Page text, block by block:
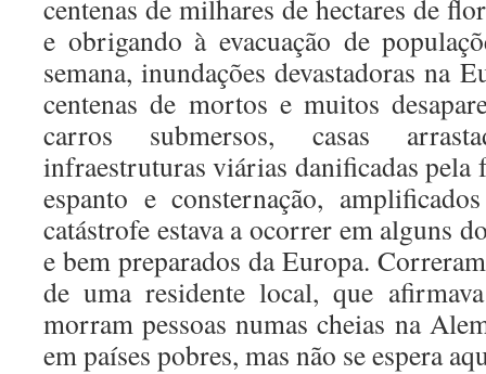
centenas de milhares de hectares de
e obrigando à evacuação de
semana, inundações devastadoras na
centenas de mortos e muitos
carros submersos, casas
infraestruturas viárias danificadas pela
espanto e consternação,
catástrofe estava a ocorrer em alguns
e bem preparados da Europa.
de uma residente local, que
morram pessoas numas cheias na
em países pobres, mas não se espera